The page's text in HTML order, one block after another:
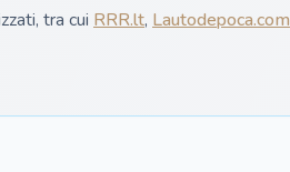
tra cui RRR.lt, Lautodepoca.com